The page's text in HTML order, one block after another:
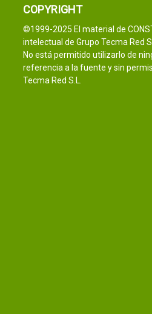
COPYRIGHT
©1999-2025 El material de
intelectual de Grupo Tecma Red
No está permitido utilizarlo de
referencia a la fuente y sin
Tecma Red S.L.